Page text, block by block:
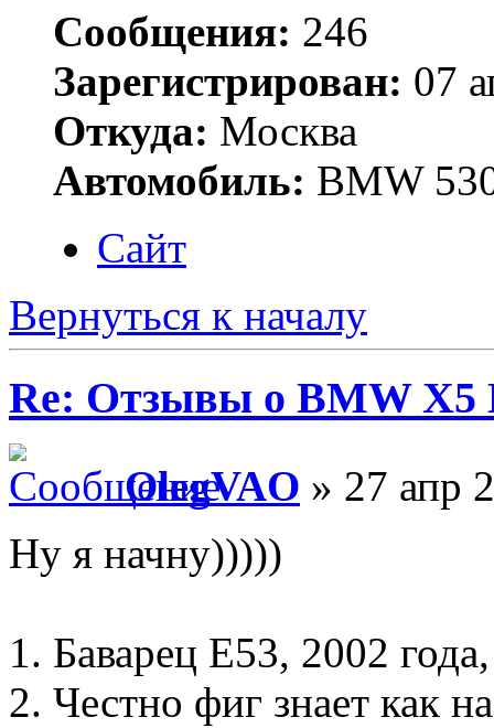
Сообщения: 246
Зарегистрирован: 07
Откуда: Москва
Автомобиль: BMW
Сайт
Вернуться к началу
Re: Отзывы о BMW X5
OlegVAO » 27 апр
Ну я начну)))))
1. Баварец Е53, 2002
2. Честно фиг знает как